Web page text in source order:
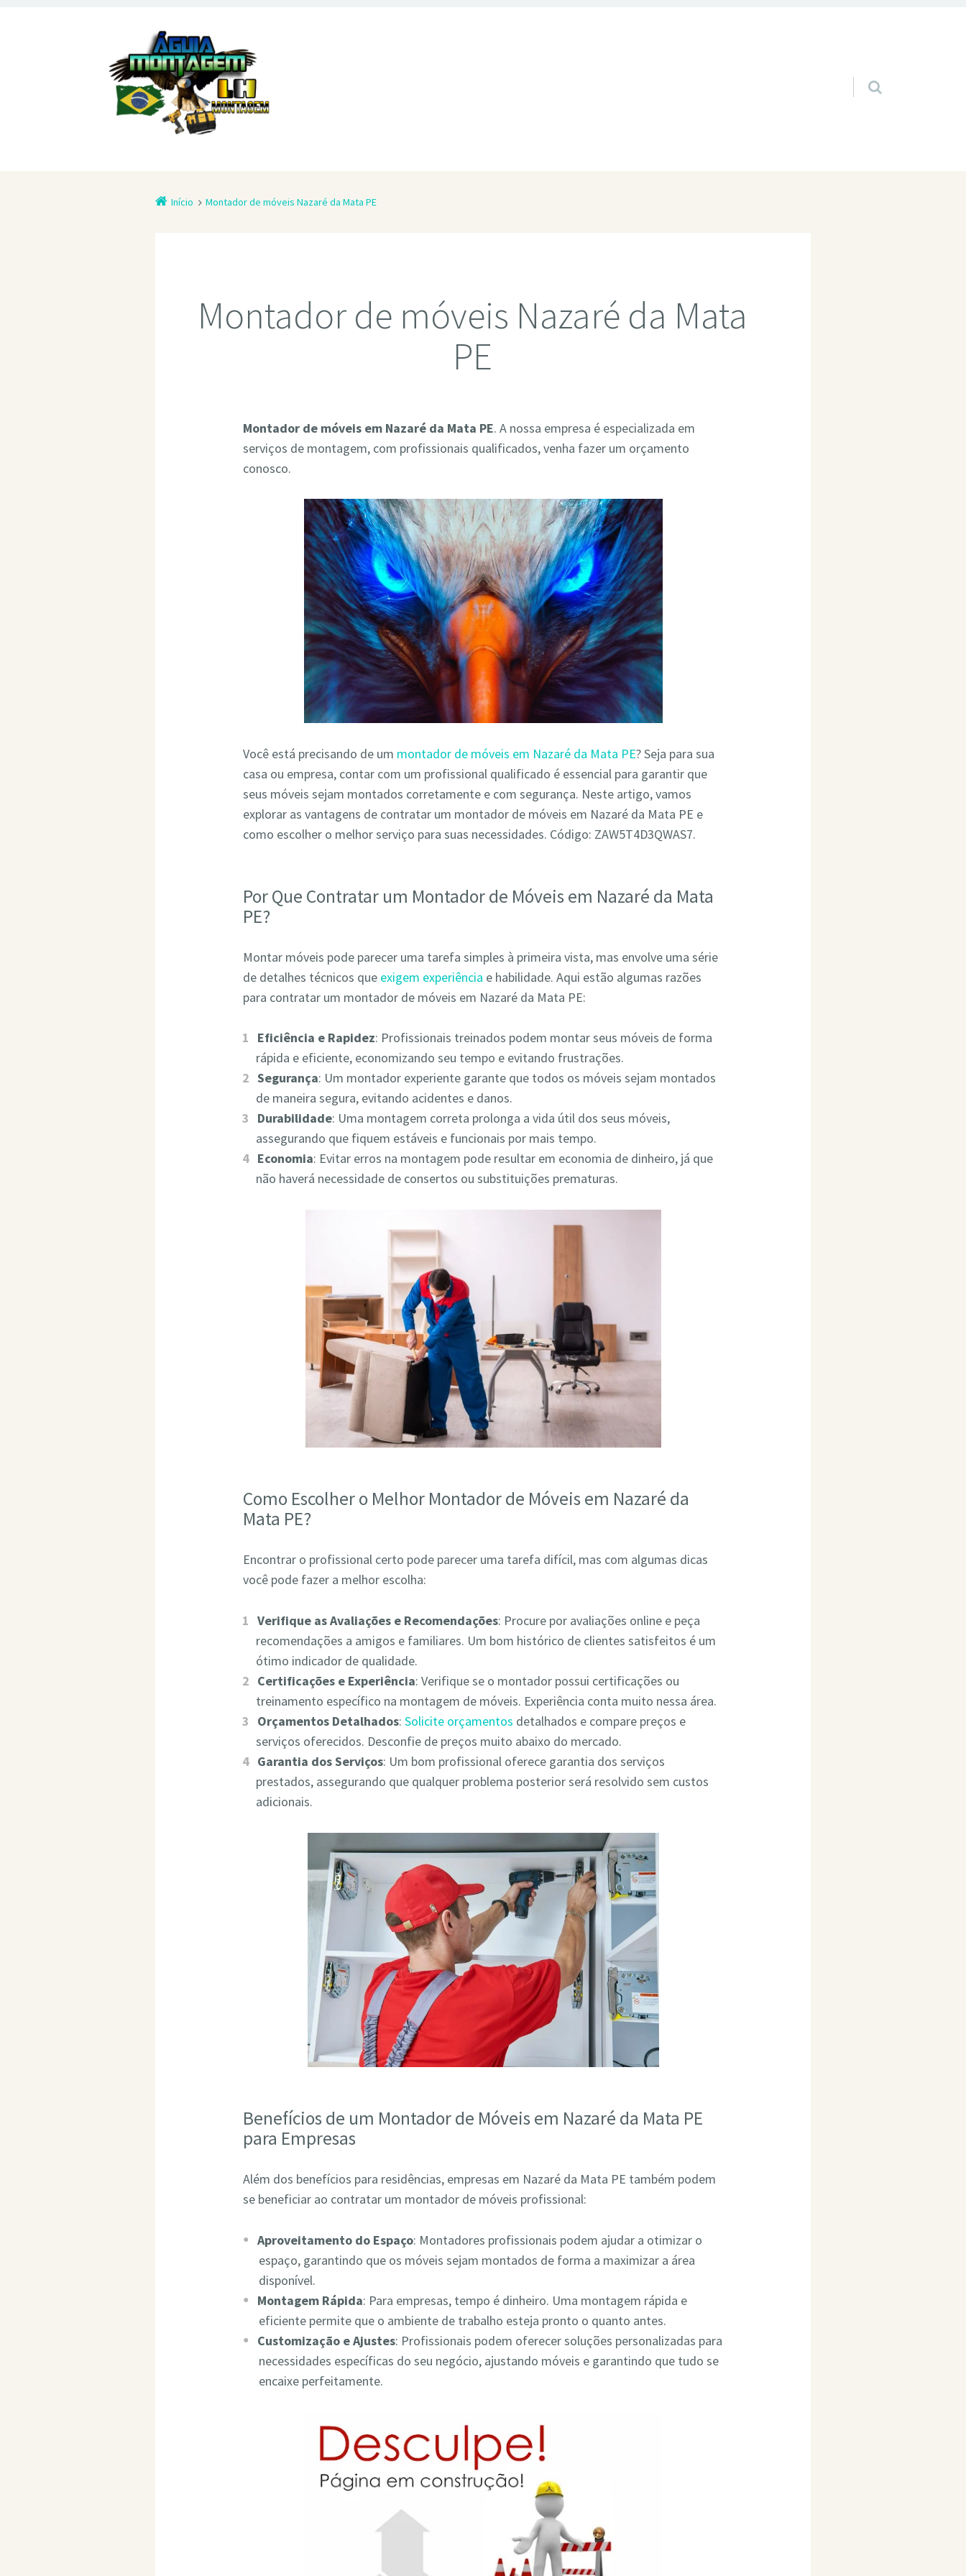
Pular para o conteúdo
Início Montador de móveis Nazaré da Mata PE
Montador de móveis Nazaré da Mata
PE
Montador de móveis em Nazaré da Mata PE. A nossa empresa é especializada em
serviços de montagem, com profissionais qualificados, venha fazer um orçamento
conosco.
Você está precisando de um montador de móveis em Nazaré da Mata PE? Seja para sua
casa ou empresa, contar com um profissional qualificado é essencial para garantir que
seus móveis sejam montados corretamente e com segurança. Neste artigo, vamos
explorar as vantagens de contratar um montador de móveis em Nazaré da Mata PE e
como escolher o melhor serviço para suas necessidades. Código: ZAW5T4D3QWAS7.
Por Que Contratar um Montador de Móveis em Nazaré da Mata
PE?
Montar móveis pode parecer uma tarefa simples à primeira vista, mas envolve uma série
de detalhes técnicos que exigem experiência e habilidade. Aqui estão algumas razões
para contratar um montador de móveis em Nazaré da Mata PE:
Eficiência e Rapidez: Profissionais treinados podem montar seus móveis de forma
rápida e eficiente, economizando seu tempo e evitando frustrações.
Segurança: Um montador experiente garante que todos os móveis sejam montados
de maneira segura, evitando acidentes e danos.
Durabilidade: Uma montagem correta prolonga a vida útil dos seus móveis,
assegurando que fiquem estáveis e funcionais por mais tempo.
Economia: Evitar erros na montagem pode resultar em economia de dinheiro, já que
não haverá necessidade de consertos ou substituições prematuras.
Como Escolher o Melhor Montador de Móveis em Nazaré da
Mata PE?
Encontrar o profissional certo pode parecer uma tarefa difícil, mas com algumas dicas
você pode fazer a melhor escolha:
Verifique as Avaliações e Recomendações: Procure por avaliações online e peça
recomendações a amigos e familiares. Um bom histórico de clientes satisfeitos é um
ótimo indicador de qualidade.
Certificações e Experiência: Verifique se o montador possui certificações ou
treinamento específico na montagem de móveis. Experiência conta muito nessa área.
Orçamentos Detalhados:Solicite orçamentos detalhados e compare preços e
serviços oferecidos. Desconfie de preços muito abaixo do mercado.
Garantia dos Serviços: Um bom profissional oferece garantia dos serviços
prestados, assegurando que qualquer problema posterior será resolvido sem custos
adicionais.
Benefícios de um Montador de Móveis em Nazaré da Mata PE
para Empresas
Além dos benefícios para residências, empresas em Nazaré da Mata PE também podem
se beneficiar ao contratar um montador de móveis profissional:
Aproveitamento do Espaço: Montadores profissionais podem ajudar a otimizar o
espaço, garantindo que os móveis sejam montados de forma a maximizar a área
disponível.
Montagem Rápida: Para empresas, tempo é dinheiro. Uma montagem rápida e
eficiente permite que o ambiente de trabalho esteja pronto o quanto antes.
Customização e Ajustes: Profissionais podem oferecer soluções personalizadas para
necessidades específicas do seu negócio, ajustando móveis e garantindo que tudo se
encaixe perfeitamente.